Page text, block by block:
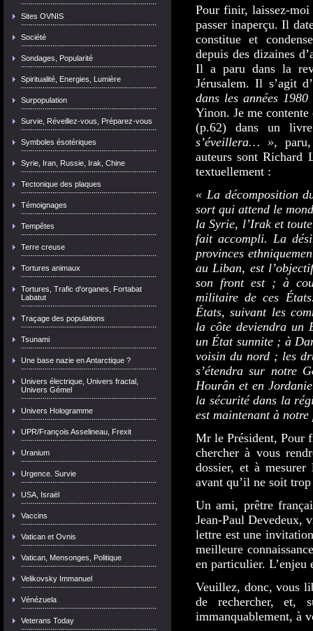
Sites OVNIS
Société
Sondages, Popularité
Spiritualité, Energies, Lumière
Surpopulation
Survie, Réveillez-vous, Préparez-vous
Symboles ésotériques
Syrie, Iran, Russie, Irak, Chine
Tectonique des plaques
Témoignages
Tempêtes
Terre creuse
Tortures animaux
Tortures, Trafic d'organes, Fortabat
Labatut
Traçage des populations
Tsunami
Une base nazie en Antarctique ?
Univers électrique, Univers fractal,
Univers Gémel
Univers Hologramme
UPR/François Asselineau, Frexit
Uranium
Urgence. Survie
USA, Israël
Vaccins
Vatican et Ovnis
Vatican, Mensonges, Politique
Velikovsky Immanuel
Vénézuela
Veterans Today
Pour finir, laissez-
passer inaperçu. Il
constitue et
depuis des dizaines
Il a paru dans la
Jérusalem. Il s’agit
dans les années 1980
Yinon. Je me
(p.62) dans un
s’éveillera… »,
auteurs sont
textuellement :
« La décomposition
sort qui attend le
la Syrie, l’Irak et
fait accompli. La
provinces
au Liban, est
son front est ; à
militaire de ces
États, suivant les
la côte deviendra un
un État sunnite ; à
voisin du nord ; les
s’étendra sur notre
Hourân et en
la sécurité dans la
est maintenant à notre
Mr le Président, Pour
chercher à vous
dossier, et à mesurer
avant qu’il ne soit
Un ami, prêtre
Jean-Paul Devedeux,
lettre est une
meilleure
en particulier. L’enjeu
Veuillez, donc, vous
de rechercher, et,
immanquablement, à